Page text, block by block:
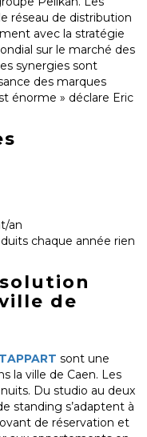
réseau de distribution
avec la stratégie
sur le marché des
synergies sont
des marques
énorme » déclare Eric
an
chaque année rien
solution
de
sont une
la ville de Caen. Les
Du studio au deux
standing s’adaptent à
de réservation et